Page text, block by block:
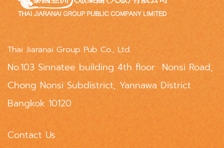
Thai Jiaranai Group Pub Co., Ltd.
No.103 Sinnatee building 4th floor Nonsi Road,
Chong Nonsi Subdistrict, Yannawa District
Bangkok 10120
Contact Us